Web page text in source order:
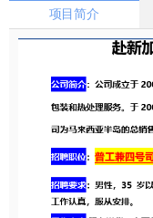
项目简介